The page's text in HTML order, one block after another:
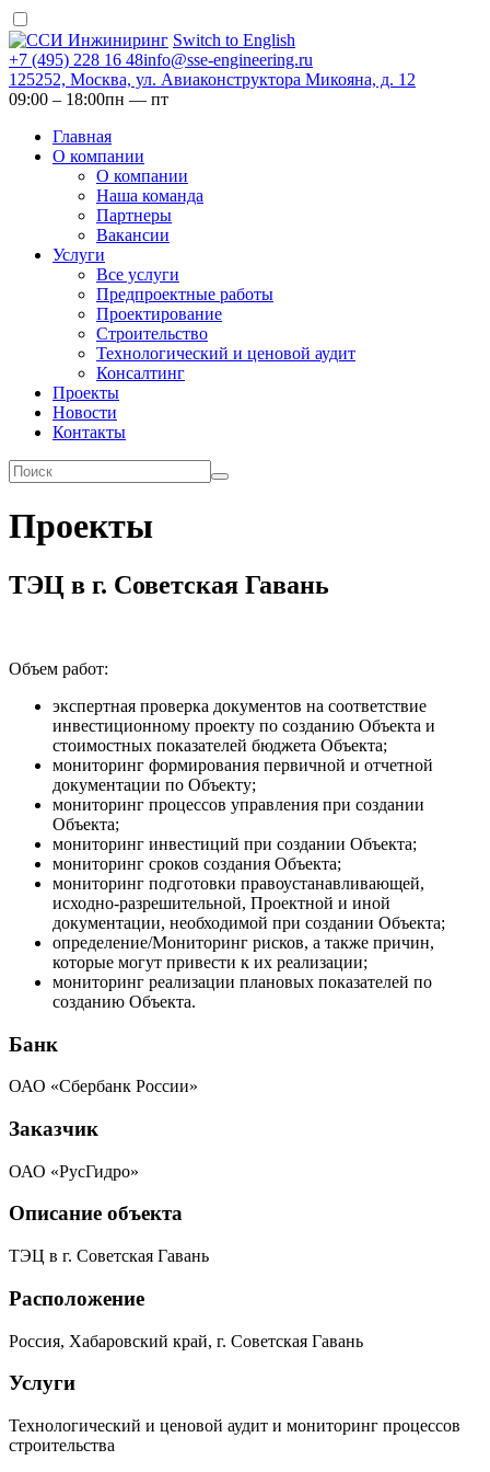
Switch to English
+7 (495) 228 16 48info@sse-engineering.ru
125252, Москва, ул. Авиаконструктора Микояна, д. 12
09:00 ‒ 18:00пн — пт
Главная
О компании
О компании
Наша команда
Партнеры
Вакансии
Услуги
Все услуги
Предпроектные работы
Проектирование
Строительство
Технологический и ценовой аудит
Консалтинг
Проекты
Новости
Контакты
Проекты
ТЭЦ в г. Советская Гавань
Объем работ:
экспертная проверка документов на соответствие
инвестиционному проекту по созданию Объекта и
стоимостных показателей бюджета Объекта;
мониторинг формирования первичной и отчетной
документации по Объекту;
мониторинг процессов управления при создании
Объекта;
мониторинг инвестиций при создании Объекта;
мониторинг сроков создания Объекта;
мониторинг подготовки правоустанавливающей,
исходно-разрешительной, Проектной и иной
документации, необходимой при создании Объекта;
определение/Мониторинг рисков, а также причин,
которые могут привести к их реализации;
мониторинг реализации плановых показателей по
созданию Объекта.
Банк
ОАО «Сбербанк России»
Заказчик
ОАО «РусГидро»
Описание объекта
ТЭЦ в г. Советская Гавань
Расположение
Россия, Хабаровский край, г. Советская Гавань
Услуги
Технологический и ценовой аудит и мониторинг процессов
строительства